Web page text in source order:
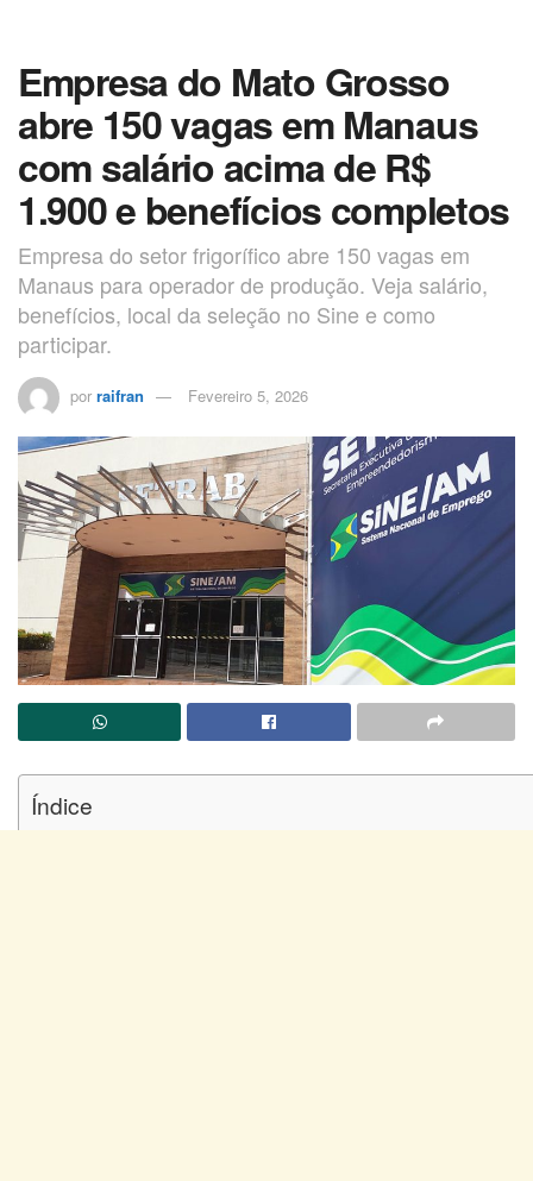
Empresa do Mato Grosso
abre 150 vagas em Manaus
com salário acima de R$
1.900 e benefícios completos
Empresa do setor frigorífico abre 150 vagas em
Manaus para operador de produção. Veja salário,
benefícios, local da seleção no Sine e como
participar.
por raifran Fevereiro 5, 2026
Índice